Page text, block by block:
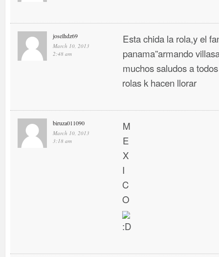
joselhdz69
March 10, 2013
2:48 am
Esta chida la rola,y el
panama”armando
muchos saludos a
rolas k hacen llorar
biruza011090
March 10, 2013
3:18 am
M
E
X
I
C
O